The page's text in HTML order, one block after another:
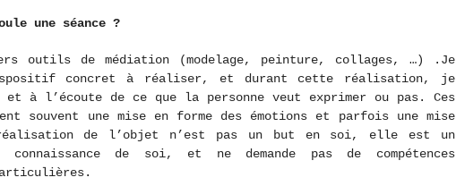
une séance ?
outils de médiation (modelage, peinture, collages, …) .Je
concret à réaliser, et durant cette réalisation, je
et à l’écoute de ce que la personne veut exprimer ou pas. Ces
souvent une mise en forme des émotions et parfois une mise
de l’objet n’est pas un but en soi, elle est un
de soi, et ne demande pas de compétences